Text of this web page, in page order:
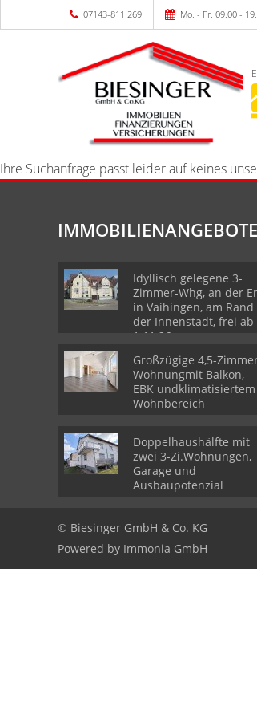
07143-811 269 Mo. - Fr. 09.00 -
Ihre Suchanfrage passt leider auf keines
IMMOBILIENANGEBOTE
Idyllisch gelegene 3-
Zimmer-Whg, an der
in Vaihingen, am Rand
der Innenstadt, frei ab
1.11.26
Großzügige 4,5-
Wohnungmit Balkon,
EBK undklimatisiertem
Wohnbereich
Doppelhaushälfte mit
zwei 3-Zi.Wohnungen,
Garage und
Ausbaupotenzial
© Biesinger GmbH & Co. KG
Powered by Immonia GmbH